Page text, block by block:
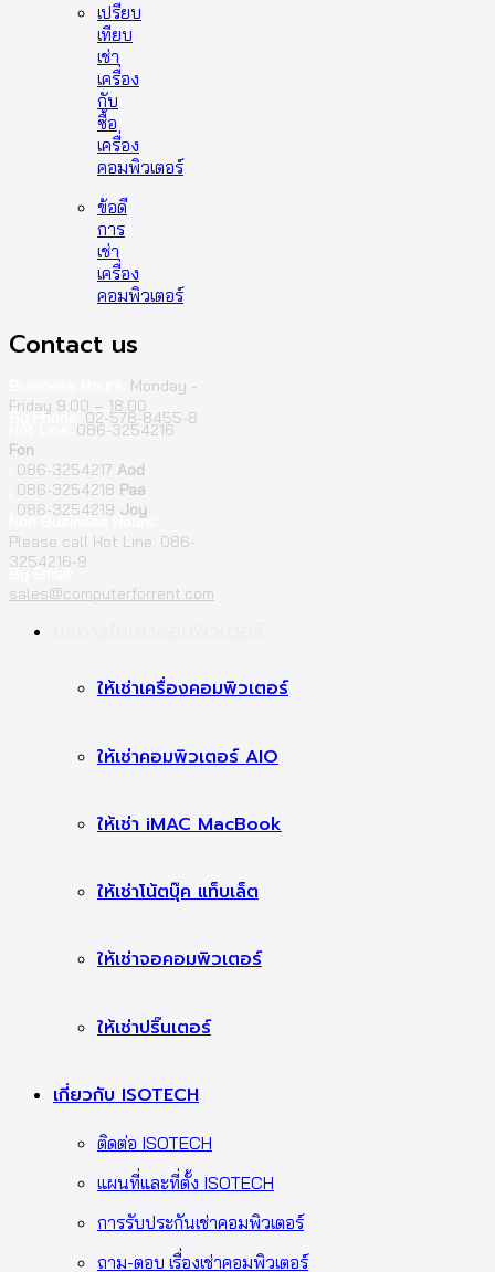
เปรียบ
เทียบ
เช่า
เครื่อง
กับ
ซื้อ
เครื่อง
คอมพิวเตอร์
ข้อดี
การ
เช่า
เครื่อง
คอมพิวเตอร์
Contact us
Monday -
Friday 9.00 – 18.00
By Phone:02-578-8455-8
086-3254216
Fon
086-3254217 Aod
086-3254218 Pae
086-3254219 Joy
Non Business Hours:
Please call Hot Line: 086-
3254216-9
By Email:
sales@computerforrent.com
Facebook
Line
Email
Youtube
ให้เช่าเครื่องคอมพิวเตอร์
ให้เช่าคอมพิวเตอร์ AIO
ให้เช่า iMAC MacBook
ให้เช่าโน้ตบุ๊ค แท็บเล็ต
ให้เช่าจอคอมพิวเตอร์
ให้เช่าปริ๊นเตอร์
เกี่ยวกับ ISOTECH
ติดต่อ ISOTECH
แผนที่และที่ตั้ง ISOTECH
การรับประกันเช่าคอมพิวเตอร์
ถาม-ตอบ เรื่องเช่าคอมพิวเตอร์